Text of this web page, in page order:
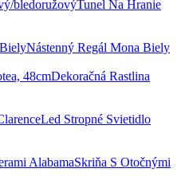
Tunel Na Hranie
Nástenný Regál Mona Biely
Dekoračná Rastlina
Led Stropné Svietidlo
Skriňa S Otočnými